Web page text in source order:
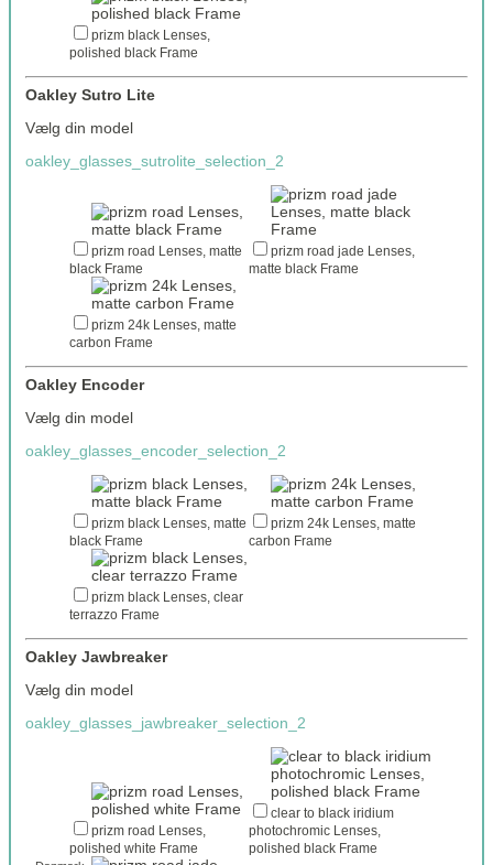
prizm black Lenses,
polished black Frame
Oakley Sutro Lite
Vælg din model
oakley_glasses_sutrolite_selection_2
prizm road Lenses, matte
black Frame
prizm road jade Lenses,
matte black Frame
prizm 24k Lenses, matte
carbon Frame
Oakley Encoder
Vælg din model
oakley_glasses_encoder_selection_2
prizm black Lenses, matte
black Frame
prizm 24k Lenses, matte
carbon Frame
prizm black Lenses, clear
terrazzo Frame
Oakley Jawbreaker
Vælg din model
oakley_glasses_jawbreaker_selection_2
prizm road Lenses,
polished white Frame
clear to black iridium
photochromic Lenses,
polished black Frame